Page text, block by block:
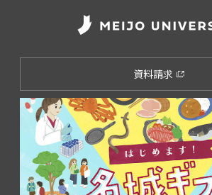
資料請求